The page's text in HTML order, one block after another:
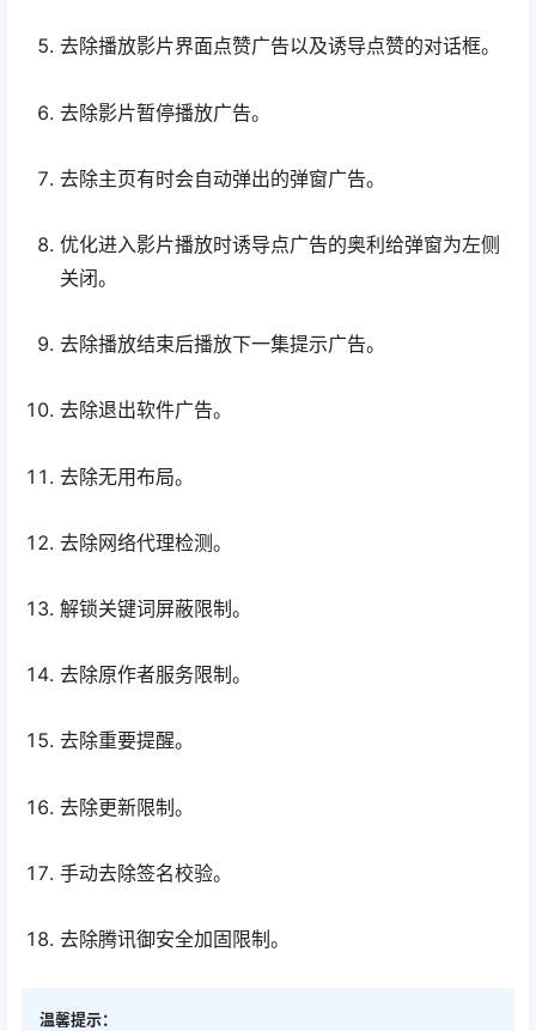
去除播放影片界面点赞广告以及诱导点赞的对话框。
去除影片暂停播放广告。
去除主页有时会自动弹出的弹窗广告。
优化进入影片播放时诱导点广告的奥利给弹窗为左侧
关闭。
去除播放结束后播放下一集提示广告。
去除退出软件广告。
去除无用布局。
去除网络代理检测。
解锁关键词屏蔽限制。
去除原作者服务限制。
去除重要提醒。
去除更新限制。
手动去除签名校验。
去除腾讯御安全加固限制。
温馨提示：